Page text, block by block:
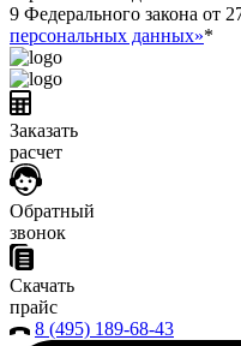
9 Федерального закона от
персональных данных»*
Заказать
расчет
Обратный
звонок
Скачать
прайс
8 (495) 189-68-43